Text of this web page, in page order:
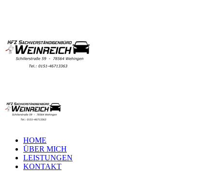
HOME
ÜBER MICH
LEISTUNGEN
KONTAKT